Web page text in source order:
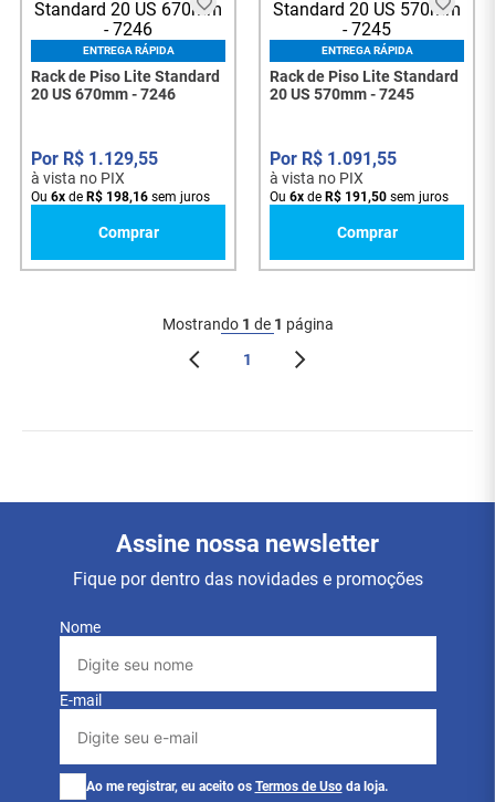
ENTREGA RÁPIDA
Rack de Piso Lite Standard
20 US 670mm - 7246
R$ 1.129,55
à vista no PIX
Ou 6x de R$ 198,16 sem juros
Comprar
ENTREGA RÁPIDA
Rack de Piso Lite Standard
20 US 570mm - 7245
R$ 1.091,55
à vista no PIX
Ou 6x de R$ 191 ,50 sem juros
Comprar
Mostrando 1 de 1 página
1
Assine nossa newsletter
Fique por dentro das novidades e promoções
Nome
E-mail
Ao me registrar, eu aceito os Termos de Uso da loja.